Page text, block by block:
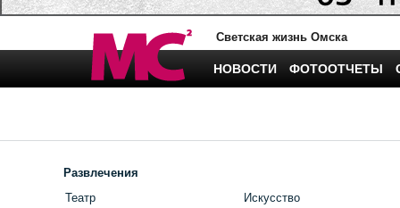
Светская жизнь Омска
НОВОСТИ ФОТООТЧЕТЫ
Развлечения
Театр
Искусство